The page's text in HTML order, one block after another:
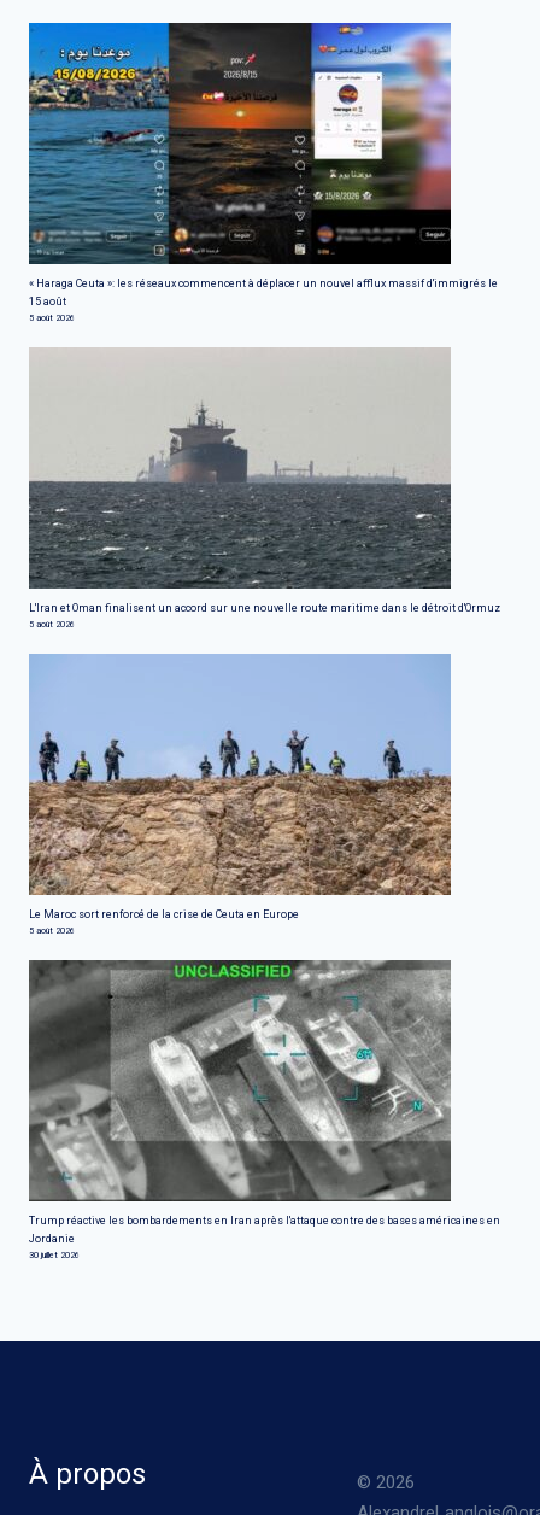
« Haraga Ceuta »: les réseaux commencent à déplacer un nouvel afflux massif d'immigrés le
15 août
5 août 2026
L'Iran et Oman finalisent un accord sur une nouvelle route maritime dans le détroit d'Ormuz
5 août 2026
Le Maroc sort renforcé de la crise de Ceuta en Europe
5 août 2026
Trump réactive les bombardements en Iran après l'attaque contre des bases américaines en
Jordanie
30 juillet 2026
À propos
© 2026